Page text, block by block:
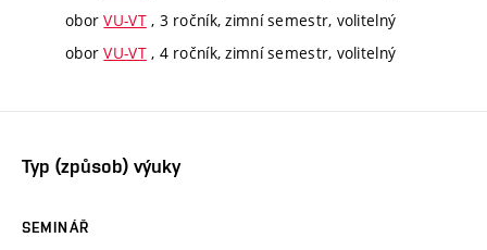
oborVU-VT, 3 ročník, zimní semestr, volitelný
oborVU-VT, 4 ročník, zimní semestr, volitelný
Typ (způsob) výuky
SEMINÁŘ